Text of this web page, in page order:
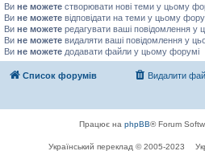
Ви не можете створювати нові теми у цьому
Ви не можете відповідати на теми у цьому
Ви не можете редагувати ваші повідомлення у
Ви не можете видаляти ваші повідомлення у
Ви не можете додавати файли у цьому форумі
Список форумів Видалити
Працює на phpBB® Forum
Український переклад © 2005-2023